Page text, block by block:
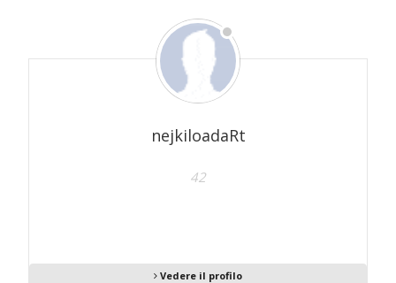
nejkiloadaRt
42
Vedere il profilo